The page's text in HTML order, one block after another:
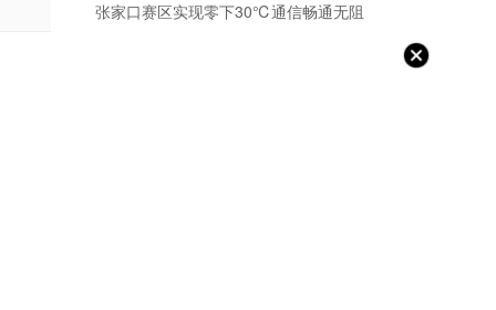
张家口赛区实现零下30℃通信畅通无阻